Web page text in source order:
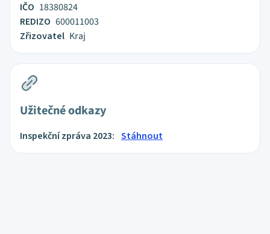
IČO 18380824
REDIZO 600011003
Zřizovatel Kraj
Užitečné odkazy
Inspekční zpráva 2023: Stáhnout